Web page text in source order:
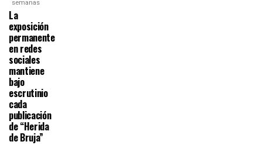
semanas
La
exposición
permanente
en redes
sociales
mantiene
bajo
escrutinio
cada
publicación
de “Herida
de Bruja”